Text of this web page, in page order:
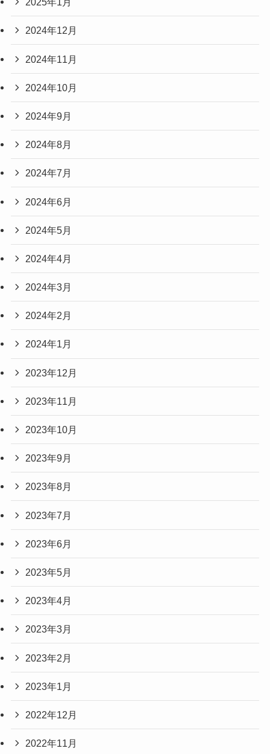
2024年12月
2024年11月
2024年10月
2024年9月
2024年8月
2024年7月
2024年6月
2024年5月
2024年4月
2024年3月
2024年2月
2024年1月
2023年12月
2023年11月
2023年10月
2023年9月
2023年8月
2023年7月
2023年6月
2023年5月
2023年4月
2023年3月
2023年2月
2023年1月
2022年12月
2022年11月